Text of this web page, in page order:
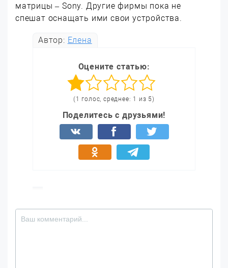
матрицы – Sony. Другие фирмы пока не
спешат оснащать ими свои устройства.
Автор: Елена
Оцените статью:
(1 голос, среднее: 1 из 5)
Поделитесь с друзьями!